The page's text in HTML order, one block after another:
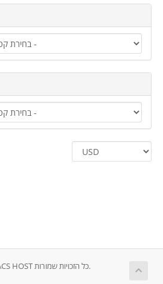
זכויות יוצרים © 2026 MEGA ACS HOST כל הזכויות שמורות.